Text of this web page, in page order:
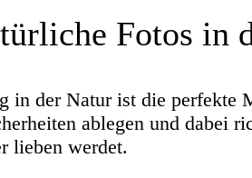
Fotos in
in der Natur ist die perfekte
ablegen und dabei
lieben werdet.